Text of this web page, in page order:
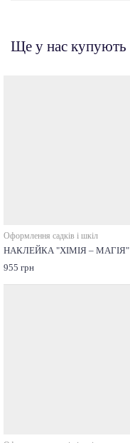
Ще у нас купують
Оформлення садків і шкіл
НАКЛЕЙКА "ХІМІЯ – МАГІЯ"
955 грн